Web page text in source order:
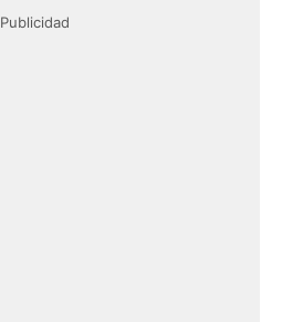
Publicidad